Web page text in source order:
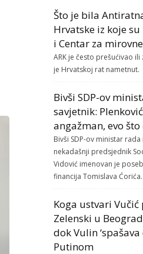
Što je bila
Hrvatske iz koje
i Centar za
ARK je često prešućivao
je Hrvatskoj rat nametnut.
Bivši SDP-ov
savjetnik:
angažman, evo
Bivši SDP-ov ministar
nekadašnji predsjednik
Vidović imenovan je
financija Tomislava Ćorića.
Koga ustvari Vučić
Zelenski u
dok Vulin
Putinom